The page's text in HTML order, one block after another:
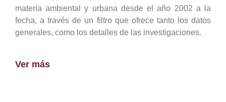
materia ambiental y urbana desde el año 2002 a la
fecha, a través de un filtro que ofrece tanto los datos
generales, como los detalles de las investigaciones.
Ver más